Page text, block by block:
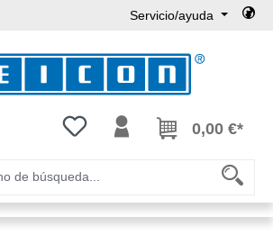
Servicio/ayuda
Tienes 0 artículos en tu lista de
0,00 €*